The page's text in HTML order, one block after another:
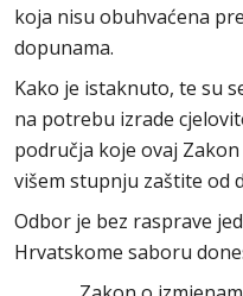
koja nisu obuhvaćena
dopunama.
Kako je istaknuto, te su
na potrebu izrade
područja koje ovaj
višem stupnju zaštite od
Odbor je bez rasprave
Hrvatskome saboru